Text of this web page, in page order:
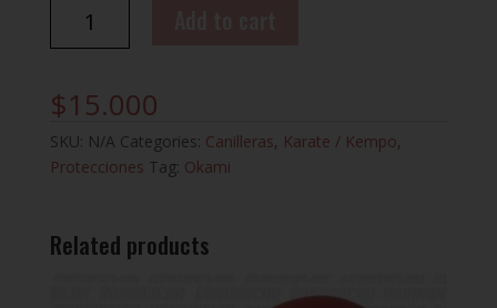
ELÁSTICADA
$15.000
SKU: N/A Categories: Canilleras, Karate / Kempo,
Protecciones Tag: Okami
Related products